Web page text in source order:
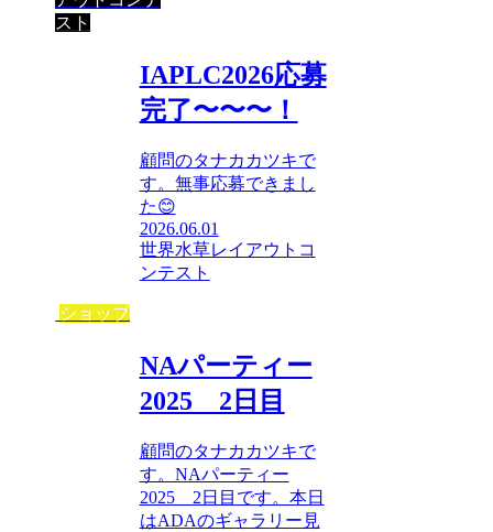
スト
IAPLC2026応募
完了〜〜〜！
顧問のタナカカツキで
す。無事応募できまし
た😊
2026.06.01
世界水草レイアウトコ
ンテスト
ショップ
NAパーティー
2025 2日目
顧問のタナカカツキで
す。NAパーティー
2025 2日目です。本日
はADAのギャラリー見